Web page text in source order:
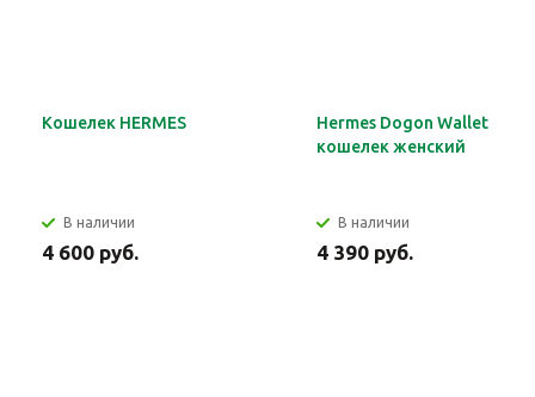
Кошелек HERMES
В наличии
4 600 руб.
Hermes Dogon Wallet
кошелек женский
В наличии
4 390 руб.